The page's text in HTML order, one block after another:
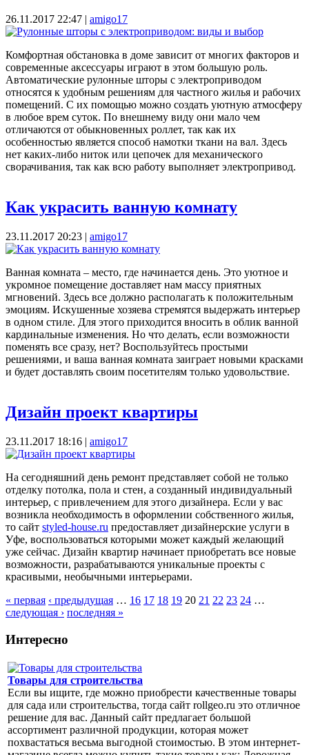
26.11.2017 22:47 | amigo17
Комфортная обстановка в доме зависит от многих факторов и
современные аксессуары играют в этом большую роль.
Автоматические рулонные шторы с электроприводом
относятся к удобным решениям для частного жилья и рабочих
помещений. С их помощью можно создать уютную атмосферу
в любое врем суток. По внешнему виду они мало чем
отличаются от обыкновенных роллет, так как их
особенностью является способ намотки ткани на вал. Здесь
нет каких-либо ниток или цепочек для механического
сворачивания, так как всю работу выполняет электропривод.
Как украсить ванную комнату
23.11.2017 20:23 | amigo17
Ванная комната – место, где начинается день. Это уютное и
укромное помещение доставляет нам массу приятных
мгновений. Здесь все должно располагать к положительным
эмоциям. Искушенные хозяева стремятся выдержать интерьер
в одном стиле. Для этого приходится вносить в облик ванной
кардинальные изменения. Но что делать, если возможности
поменять все сразу, нет? Воспользуйтесь простыми
решениями, и ваша ванная комната заиграет новыми красками
и будет доставлять своим посетителям только удовольствие.
Дизайн проект квартиры
23.11.2017 18:16 | amigo17
На сегодняшний день ремонт представляет собой не только
отделку потолка, пола и стен, а созданный индивидуальный
интерьер, с привлечением для этого дизайнера. Если у вас
возникла необходимость в оформлении собственного жилья,
то сайт styled-house.ru предоставляет дизайнерские услуги в
Уфе, воспользоваться которыми может каждый желающий
уже сейчас. Дизайн квартир начинает приобретать все новые
возможности, разрабатываются уникальные проекты с
красивыми, необычными интерьерами.
Страницы
« первая ‹ предыдущая … 16 17 18 19 20 21 22 23 24 …
следующая › последняя »
Интересно
Товары для строительства
Если вы ищите, где можно приобрести качественные товары
для сада или строительства, тогда сайт rollgeo.ru это отличное
решение для вас. Данный сайт предлагает большой
ассортимент различной продукции, которая может
похвастаться весьма выгодной стоимостью. В этом интернет-